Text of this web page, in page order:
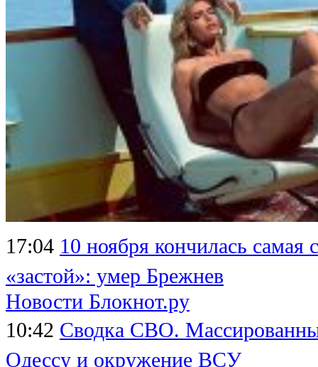
17:04 10 ноября кончилась самая
«застой»: умер Брежнев
Новости Блокнот.ру
10:42 Сводка СВО.
Одессу и окружение ВСУ